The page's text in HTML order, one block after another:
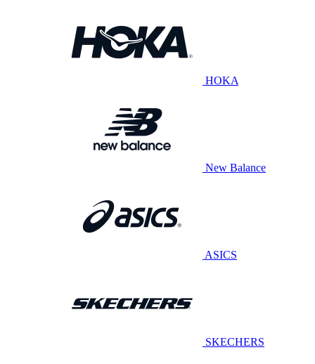
HOKA
New Balance
ASICS
SKECHERS